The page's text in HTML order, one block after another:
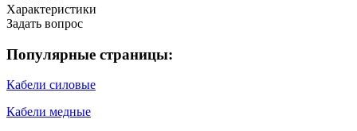
Характеристики
Задать вопрос
Популярные страницы:
Кабели силовые
Кабели медные